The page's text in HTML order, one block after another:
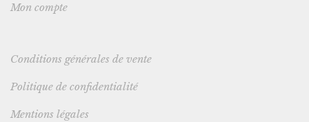
Mon compte
Conditions générales de vente
Politique de confidentialité
Mentions légales